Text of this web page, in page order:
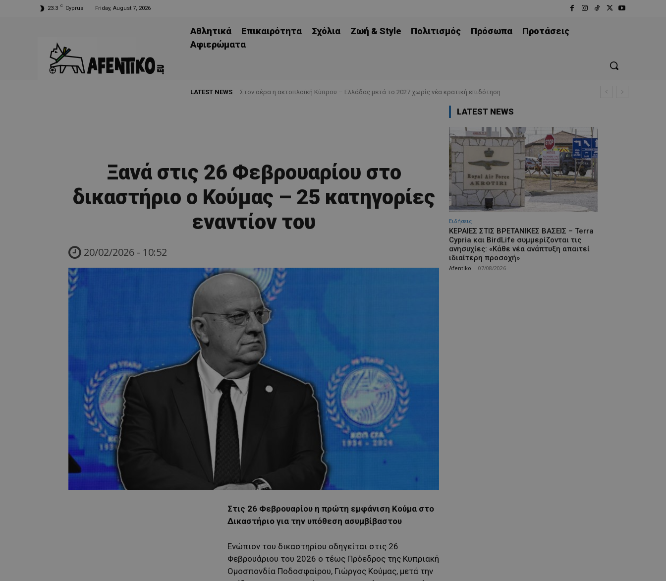
23.3 C Cyprus Friday, August 7, 2026
Αθλητικά Επικαιρότητα Σχόλια Ζωή & Style Πολιτισμός Πρόσωπα
Προτάσεις
Aφιερώματα
LATEST NEWS Στον αέρα η ακτοπλοϊκή Κύπρου – Ελλάδας μετά το 2027 χωρίς νέα κρατική επιδότηση
Ξανά στις 26 Φεβρουαρίου στο
δικαστήριο ο Κούμας – 25 κατηγορίες
εναντίον του
20/02/2026 - 10:52
Στις 26 Φεβρουαρίου η πρώτη εμφάνιση Κούμα στο
Δικαστήριο για την υπόθεση ασυμβίβαστου
Ενώπιον του δικαστηρίου οδηγείται στις 26
Φεβρουάριου του 2026 ο τέως Πρόεδρος της Κυπριακή
Ομοσπονδία Ποδοσφαίρου, Γιώργος Κούμας, μετά την
LATEST NEWS
Ειδήσεις
ΚΕΡΑΙΕΣ ΣΤΙΣ ΒΡΕΤΑΝΙΚΕΣ ΒΑΣΕΙΣ – Terra
Cypria και BirdLife συμμερίζονται τις
ανησυχίες: «Κάθε νέα ανάπτυξη απαιτεί
ιδιαίτερη προσοχή»
Afentiko 07/08/2026